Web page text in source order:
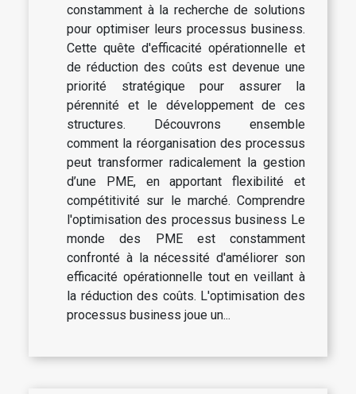
constamment à la recherche de solutions
pour optimiser leurs processus business.
Cette quête d'efficacité opérationnelle et
de réduction des coûts est devenue une
priorité stratégique pour assurer la
pérennité et le développement de ces
structures. Découvrons ensemble
comment la réorganisation des processus
peut transformer radicalement la gestion
d’une PME, en apportant flexibilité et
compétitivité sur le marché. Comprendre
l'optimisation des processus business Le
monde des PME est constamment
confronté à la nécessité d'améliorer son
efficacité opérationnelle tout en veillant à
la réduction des coûts. L'optimisation des
processus business joue un...